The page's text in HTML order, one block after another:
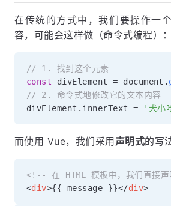
在传统的方式中，我们要操作一个
容，可能会这样做（命令式编程）：
// 1. 找到这个元素
const divElement = document .
// 2. 命令式地修改它的文本内容
divElement . innerText = '犬小
而使用 Vue，我们采用声明式的写
<!-- 在 HTML 模板中，我们直接声
<div>{{ message }}</div>